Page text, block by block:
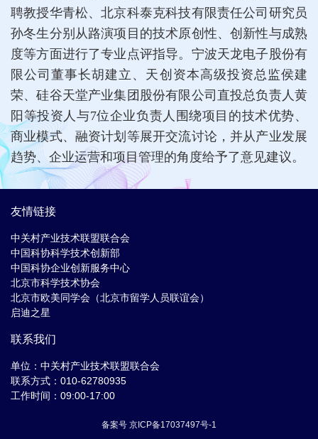
聘教授华青松、北京科泰克科技有限责任公司研究员
孙冬生分别从路演项目的技术原创性、创新性与成熟
度等方面进行了专业点评指导。宁波天龙电子股份有
限公司董事长胡建立、天创资本高级投资总监侯建
荣、硅谷天堂产业集团股份有限公司直投总负责人黄
阳等投资人与7位企业负责人围绕项目的技术优势、
商业模式、融资计划等展开交流讨论，并从产业发展
趋势、企业运营和项目管理的角度给予了意见建议。
友情链接
中关村产业技术联盟联合会
中国科协科学技术创新部
中国科协企业创新服务中心
北京市科学技术协会
北京市欧美同学会（北京市留学人员联谊会）
启迪之星
联系我们
单位：中关村产业技术联盟联合会
联系方式：010-62780935
工作时间：09:00-17:00
备案号 京ICP备17037497号-1